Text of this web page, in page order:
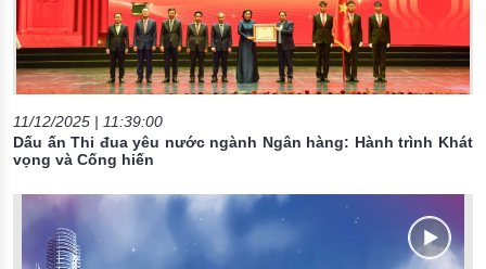
11/12/2025 | 11:39:00
Dấu ấn Thi đua yêu nước ngành Ngân hàng: Hành trình Khát
vọng và Cống hiến